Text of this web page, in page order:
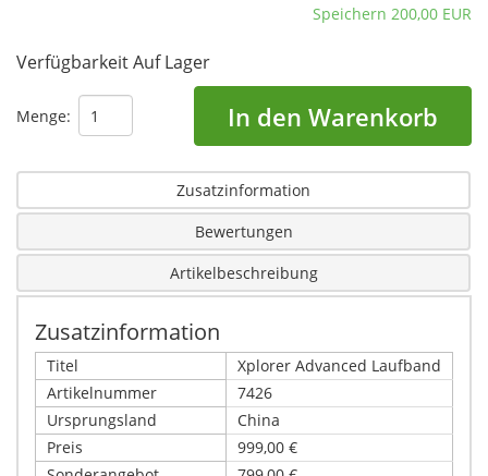
Speichern 200,00 EUR
VerfügbarkeitAuf Lager
Menge: In den Warenkorb
Zusatzinformation
Bewertungen
Artikelbeschreibung
Zusatzinformation
Titel
Xplorer Advanced Laufband
Artikelnummer
7426
Ursprungsland
China
Preis
999,00 €